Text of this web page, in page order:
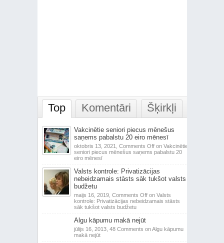
Top Komentāri Šķirkļi
Vakcinētie seniori piecus mēnešus
saņems pabalstu 20 eiro mēnesī
oktobris 13, 2021, Comments Offon Vakcinētie
seniori piecus mēnešus saņems pabalstu 20
eiro mēnesī
Valsts kontrole: Privatizācijas
nebeidzamais stāsts sāk tukšot valsts
budžetu
maijs 16, 2019, Comments Offon Valsts
kontrole: Privatizācijas nebeidzamais stāsts
sāk tukšot valsts budžetu
Algu kāpumu makā nejūt
jūlijs 16, 2013, 48 Comments on Algu kāpumu
makā nejūt